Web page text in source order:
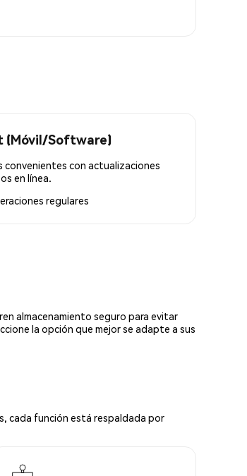
(Móvil/Software)
convenientes con actualizaciones
en línea.
regulares
almacenamiento seguro para evitar
la opción que mejor se adapte a sus
cada función está respaldada por